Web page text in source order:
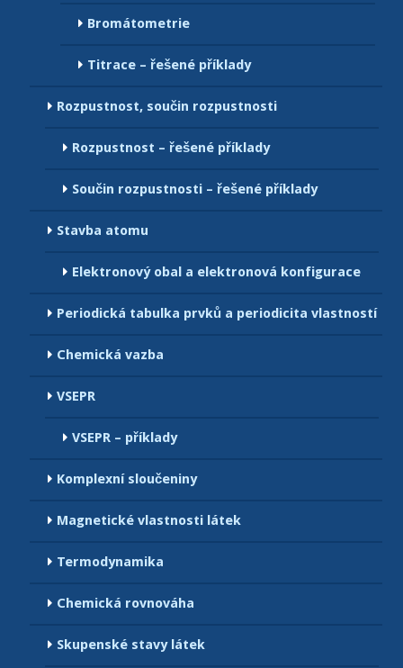
Bromátometrie
Titrace – řešené příklady
Rozpustnost, součin rozpustnosti
Rozpustnost – řešené příklady
Součin rozpustnosti – řešené příklady
Stavba atomu
Elektronový obal a elektronová konfigurace
Periodická tabulka prvků a periodicita vlastností
Chemická vazba
VSEPR
VSEPR – příklady
Komplexní sloučeniny
Magnetické vlastnosti látek
Termodynamika
Chemická rovnováha
Skupenské stavy látek